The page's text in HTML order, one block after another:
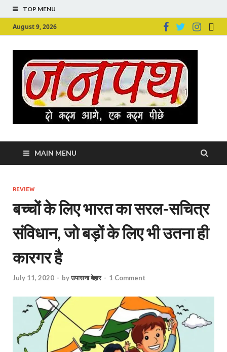
TOP MENU
August 9, 2026
MAIN MENU
REVIEW
बच्चों के लिए भारत का सरल-सचित्र
संविधान, जो बड़ों के लिए भी उतना ही
कारगर है
July 11, 2020 - byउपासना बेहार - 1 Comment